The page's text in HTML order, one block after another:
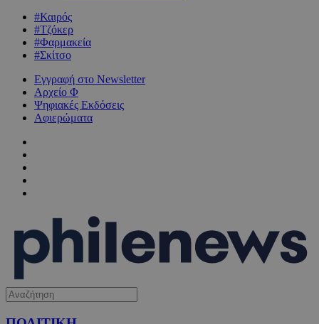
#Καιρός
#Τζόκερ
#Φαρμακεία
#Σκίτσο
Εγγραφή στο Newsletter
Αρχείο Φ
Ψηφιακές Εκδόσεις
Αφιερώματα